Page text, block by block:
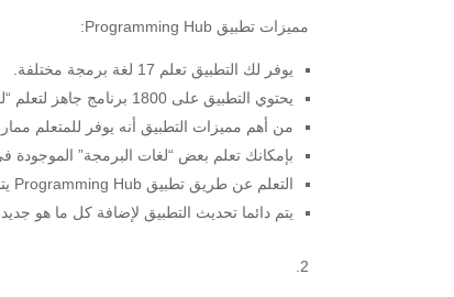
مميزات تطبيق Programming Hub:
يوفر لك التطبيق تعلم 17 لغة برمجة مختلفة.
يحتوي التطبيق على 1800 برنامج جاهز لتعلم “لغات البرمجة” المختلفة.
من أهم مميزات التطبيق أنه يوفر للمتعلم
بإمكانك تعلم بعض “لغات البرمجة” الموجودة
التعلم عن طريق تطبيق Programming Hub يتميز بالمتعة وعدم الشعور بالملل.
يتم دائما تحديث التطبيق لإضافة كل ما هو